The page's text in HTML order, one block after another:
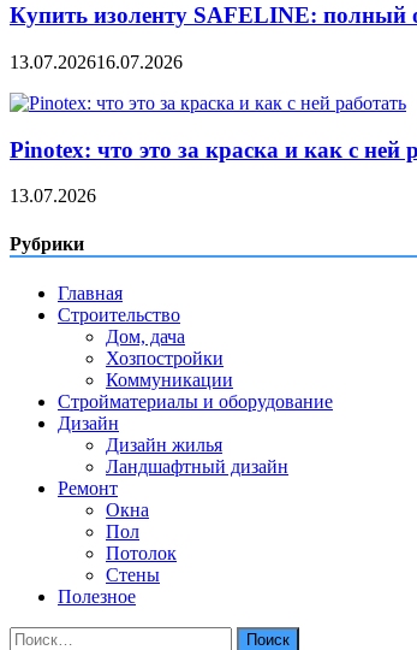
Купить изоленту SAFELINE: полный
13.07.202616.07.2026
Pinotex: что это за краска и как с ней
13.07.2026
Рубрики
Главная
Строительство
Дом, дача
Хозпостройки
Коммуникации
Стройматериалы и оборудование
Дизайн
Дизайн жилья
Ландшафтный дизайн
Ремонт
Окна
Пол
Потолок
Стены
Полезное
Найти: